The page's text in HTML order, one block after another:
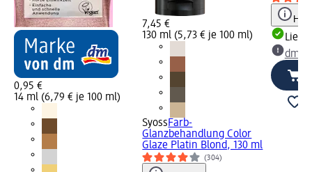
0,95 €
14 ml (6,79 € je 100 ml)
7,45 €
130 ml (5,73 € je 100 ml)
SyossFarb-
Glanzbehandlung Color
Glaze Platin Blond, 130 ml
(304)
dm